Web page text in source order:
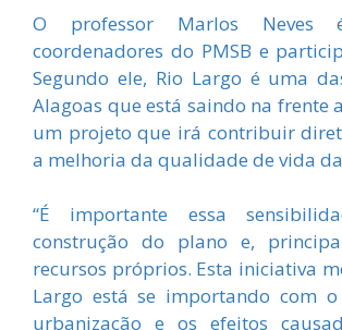
O professor Marlos
coordenadores do PMSB e
Segundo ele, Rio Largo é uma
Alagoas que está saindo na frente
um projeto que irá contribuir
a melhoria da qualidade de vida
“É importante essa
construção do plano e,
recursos próprios. Esta iniciativa
Largo está se importando com o
urbanização e os efeitos